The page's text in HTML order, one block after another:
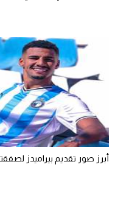
أبرز صور تقديم بيراميدز